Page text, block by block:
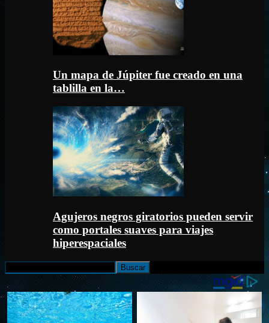
Un mapa de Júpiter fue creado en una
tablilla en la…
Agujeros negros giratorios pueden servir
como portales suaves para viajes
hiperespaciales